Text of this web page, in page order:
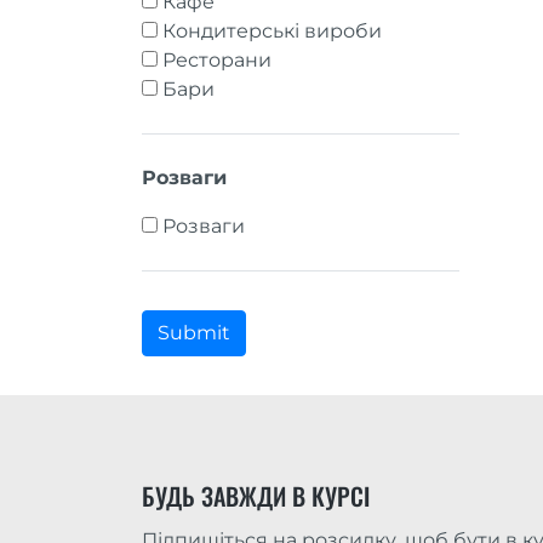
Кондитерські вироби
Ресторани
Бари
Розваги
Розваги
Submit
БУДЬ ЗАВЖДИ В КУРСІ